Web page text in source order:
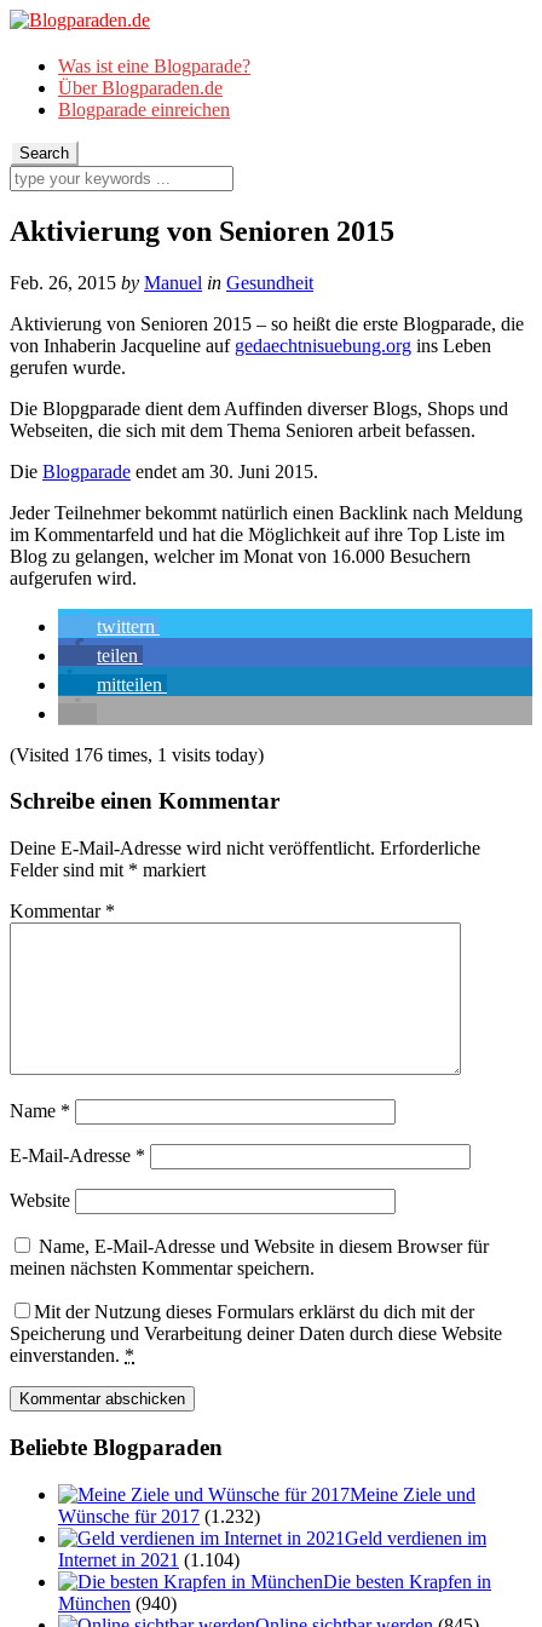
Was ist eine Blogparade?
Über Blogparaden.de
Blogparade einreichen
Aktivierung von Senioren 2015
Feb. 26, 2015 by Manuel in Gesundheit
Aktivierung von Senioren 2015 – so heißt die erste Blogparade, die
von Inhaberin Jacqueline auf gedaechtnisuebung.org ins Leben
gerufen wurde.
Die Blopgparade dient dem Auffinden diverser Blogs, Shops und
Webseiten, die sich mit dem Thema Senioren arbeit befassen.
Die Blogparade endet am 30. Juni 2015.
Jeder Teilnehmer bekommt natürlich einen Backlink nach Meldung
im Kommentarfeld und hat die Möglichkeit auf ihre Top Liste im
Blog zu gelangen, welcher im Monat von 16.000 Besuchern
aufgerufen wird.
twittern
teilen
mitteilen
(Visited 176 times, 1 visits today)
Schreibe einen Kommentar
Deine E-Mail-Adresse wird nicht veröffentlicht. Erforderliche
Felder sind mit * markiert
Kommentar *
Name *
E-Mail-Adresse *
Website
Name, E-Mail-Adresse und Website in diesem Browser für
meinen nächsten Kommentar speichern.
Mit der Nutzung dieses Formulars erklärst du dich mit der
Speicherung und Verarbeitung deiner Daten durch diese Website
einverstanden. *
Beliebte Blogparaden
Meine Ziele und
Wünsche für 2017 (1.232)
Geld verdienen im
Internet in 2021 (1.104)
Die besten Krapfen in
München (940)